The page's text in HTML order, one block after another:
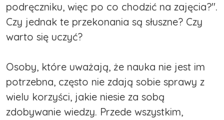
podręczniku, więc po co chodzić na zajęcia?".
Czy jednak te przekonania są słuszne? Czy
warto się uczyć?
Osoby, które uważają, że nauka nie jest im
potrzebna, często nie zdają sobie sprawy z
wielu korzyści, jakie niesie za sobą
zdobywanie wiedzy. Przede wszystkim,